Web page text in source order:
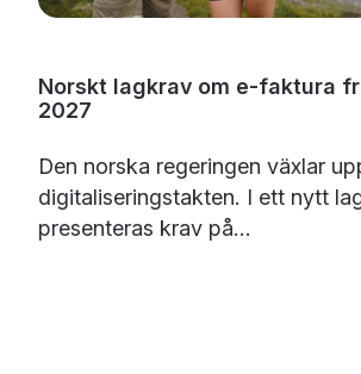
Norskt lagkrav om e-faktura
2027
Den norska regeringen växlar
digitaliseringstakten. I ett nytt
presenteras krav på...